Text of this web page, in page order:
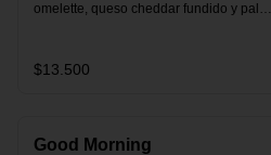
omelette, queso cheddar fundido y palta,
Se envía en bolsa delivery.
$13.500
Good Morning